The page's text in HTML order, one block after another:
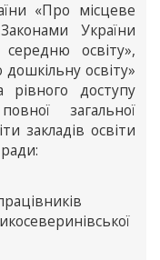
«Про місцеве
України
освіту»,
освіту»
доступу
загальної
закладів освіти